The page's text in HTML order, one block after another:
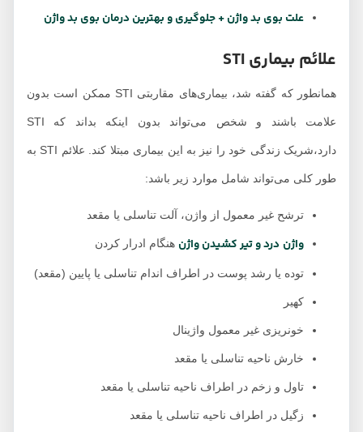
علت بوی بد واژن + جلوگیری و بهترین درمان بوی بد واژن
علائم بیماری STI
همانطور که گفته شد، بیماری‌های مقاربتی STI ممکن است بدون
علامت باشند و شخص می‌تواند بدون اینکه بداند که STI
دارد،شریک زندگی خود را نیز به این بیماری مبتلا کند. علائم STI به
طور کلی می‌تواند شامل موارد زیر باشد:
‌ترشح غیر معمول از واژن، آلت تناسلی یا مقعد
واژن درد و تیر کشیدن واژن هنگام ادرار کردن
‌توده یا رشد پوست در اطراف اندام تناسلی یا پایین (مقعد)
‌کهیر
‌خونریزی غیر معمول واژینال
‌خارش ناحیه تناسلی یا مقعد
‌تاول و زخم در اطراف ناحیه تناسلی یا مقعد
‌زگیل در اطراف ناحیه تناسلی یا مقعد